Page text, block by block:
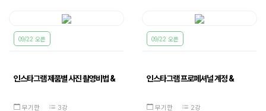
09/22 오픈
인스타그램 제품별 사진 촬영비법 &
무기한 3강
09/22 오픈
인스타그램 프로페셔널 계정 &
무기한 2강